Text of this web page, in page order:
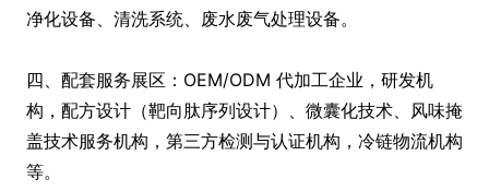
净化设备、清洗系统、废水废气处理设备。
四、配套服务展区：OEM/ODM 代加工企业，研发机
构，配方设计（靶向肽序列设计）、微囊化技术、风味掩
盖技术服务机构，第三方检测与认证机构，冷链物流机构
等。